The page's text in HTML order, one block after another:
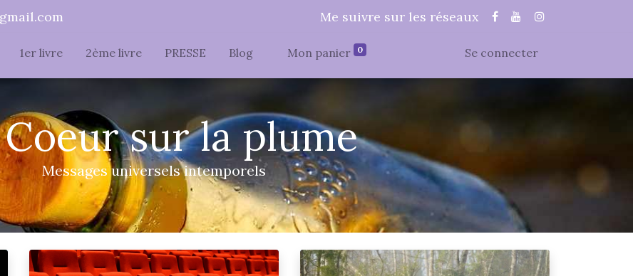
Me suivre sur les réseaux
1er livre 2ème livre PRESSE Blog Mon panier 0 Se connecter
sur la plume
Messages universels intemporels